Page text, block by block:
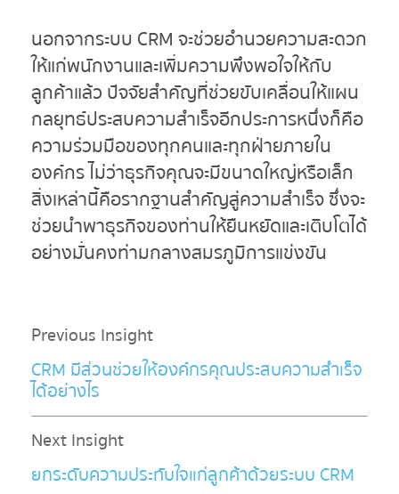
นอกจากระบบ CRM จะช่วยอำนวยความสะดวก
ให้แก่พนักงานและเพิ่มความพึงพอใจให้กับ
ลูกค้าแล้ว ปัจจัยสำคัญที่ช่วยขับเคลื่อนให้แผน
กลยุทธ์ประสบความสำเร็จอีกประการหนึ่งก็คือ
ความร่วมมือของทุกคนและทุกฝ่ายภายใน
องค์กร ไม่ว่าธุรกิจคุณจะมีขนาดใหญ่หรือเล็ก
สิ่งเหล่านี้คือรากฐานสำคัญสู่ความสำเร็จ ซึ่งจะ
ช่วยนำพาธุรกิจของท่านให้ยืนหยัดและเติบโตได้
อย่างมั่นคงท่ามกลางสมรภูมิการแข่งขัน
Previous Insight
CRM มีส่วนช่วยให้องค์กรคุณประสบความสำเร็จ
ได้อย่างไร
Next Insight
ยกระดับความประทับใจแก่ลูกค้าด้วยระบบ CRM